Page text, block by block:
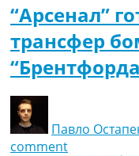
“Арсенал”
трансфер
Павло
comment